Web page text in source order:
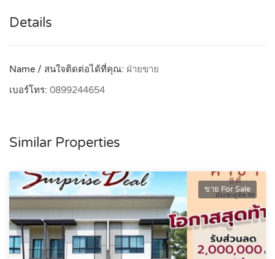
Details
Name / สนใจติดต่อได้ที่คุณ: ฝ่ายขาย
เบอร์โทร: 0899244654
Similar Properties
ขาย For Sale